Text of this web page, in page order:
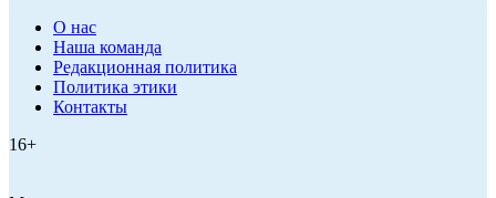
О нас
Наша команда
Редакционная политика
Политика этики
Контакты
16+